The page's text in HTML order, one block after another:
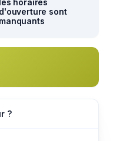
les horaires
d'ouverture sont
manquants
?